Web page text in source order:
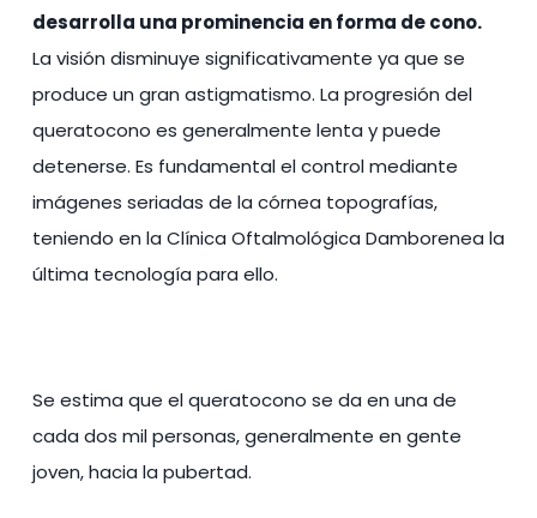
desarrolla una prominencia en forma de cono.
La visión disminuye significativamente ya que se
produce un gran astigmatismo. La progresión del
queratocono es generalmente lenta y puede
detenerse. Es fundamental el control mediante
imágenes seriadas de la córnea topografías,
teniendo en la Clínica Oftalmológica Damborenea la
última tecnología para ello.
Se estima que el queratocono se da en una de
cada dos mil personas, generalmente en gente
joven, hacia la pubertad.